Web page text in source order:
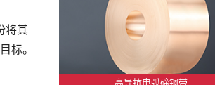
将其
标。
高导抗电弧碲铜带